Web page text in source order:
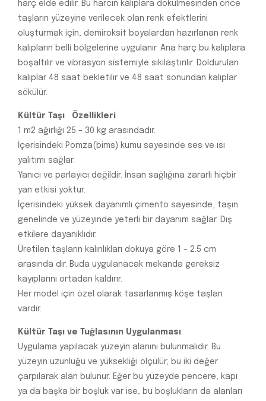
harç elde edilir. Bu harcın kalıplara dökülmesinden önce
taşların yüzeyine verilecek olan renk efektlerini
oluşturmak için, demiroksit boyalardan hazırlanan renk
kalıpların belli bölgelerine uygulanır. Ana harç bu kalıplara
boşaltılır ve vibrasyon sistemiyle sıkılaştırılır. Doldurulan
kalıplar 48 saat bekletilir ve 48 saat sonundan kalıplar
sökülür.
Kültür Taşı Özellikleri
1 m2 ağırlığı 25 – 30 kg arasındadır.
İçerisindeki Pomza(bims) kumu sayesinde ses ve ısı
yalıtımı sağlar.
Yanıcı ve parlayıcı değildir. İnsan sağlığına zararlı hiçbir
yan etkisi yoktur.
İçerisindeki yüksek dayanımlı çimento sayesinde, taşın
genelinde ve yüzeyinde yeterli bir dayanım sağlar. Dış
etkilere dayanıklıdır.
Üretilen taşların kalınlıkları dokuya göre 1 – 2.5 cm
arasında dır. Buda uygulanacak mekanda gereksiz
kayıplarını ortadan kaldırır.
Her model için özel olarak tasarlanmış köşe taşları
vardır.
Kültür Taşı ve Tuğlasının Uygulanması
Uygulama yapılacak yüzeyin alanını bulunmalıdır. Bu
yüzeyin uzunluğu ve yüksekliği ölçülür; bu iki değer
çarpılarak alan bulunur. Eğer bu yüzeyde pencere, kapı
ya da başka bir boşluk var ise, bu boşlukların da alanları